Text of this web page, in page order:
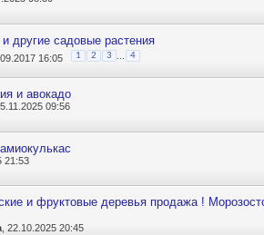
и другие садовые растения
16:05 1 2 3 4
и авокадо
09:56
21:53
и фруктовые деревья продажа !
, 22.10.2025 20:45